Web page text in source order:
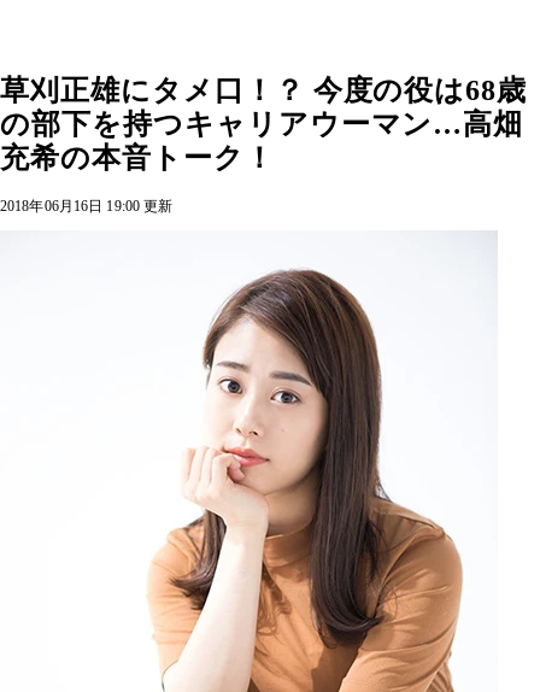
草刈正雄にタメ口！？ 今度の役は68歳
の部下を持つキャリアウーマン…高畑
充希の本音トーク！
2018年06月16日 19:00 更新